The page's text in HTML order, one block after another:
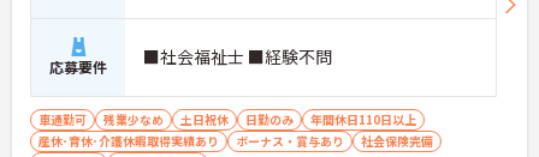
応募要件 ■社会福祉士 ■経験不問
車通勤可 残業少なめ 土日祝休 日勤のみ
年間休日110日以上
産休･育休･介護休暇取得実績あり
ボーナス・賞与あり
社会保険完備